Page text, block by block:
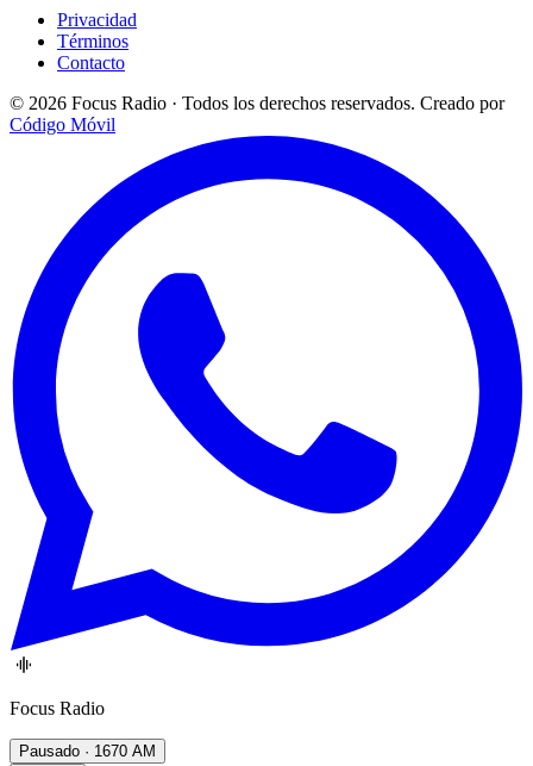
Privacidad
Términos
Contacto
© 2026 Focus Radio · Todos los derechos reservados. Creado por
Código Móvil
Focus Radio
Pausado · 1670 AM